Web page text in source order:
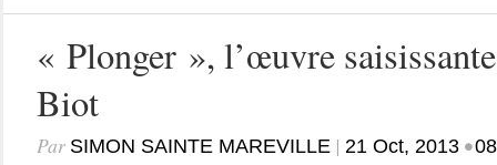
« Plonger », l’œuvre
Biot
Par SIMON SAINTE MAREVILLE| 21 Oct, 2013•